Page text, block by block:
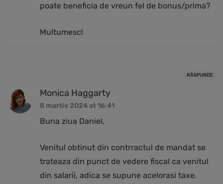
poate beneficia de vreun fel de bonus/prima?
Multumesc!
RĂSPUNDE
Monica Haggarty
8 martie 2024 at 16:41
Buna ziua Daniel,
Venitul obtinut din contrractul de mandat se
trateaza din punct de vedere fiscal ca venitul
din salarii, adica se supune acelorasi taxe.